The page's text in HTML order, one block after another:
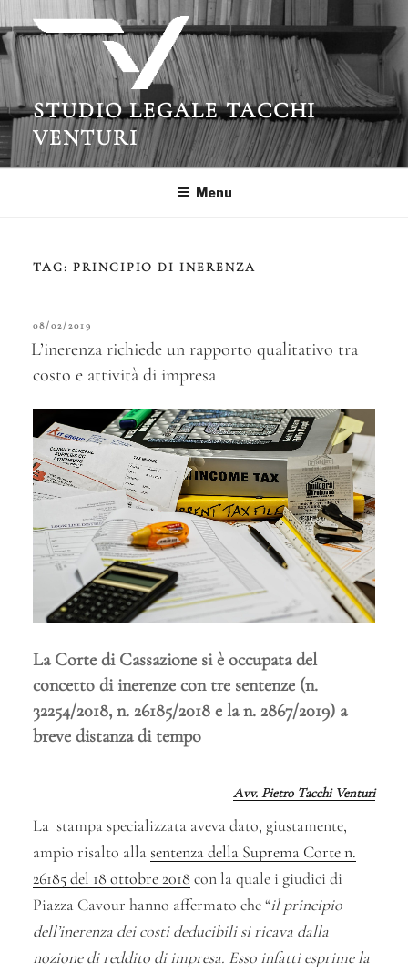
Salta
al
contenuto
STUDIO LEGALE TACCHI
VENTURI
Menu
TAG: PRINCIPIO DI INERENZA
PUBBLICATO
IL
08/02/2019
L’inerenza richiede un rapporto qualitativo tra
costo e attività di impresa
La Corte di Cassazione si è occupata del
concetto di inerenze con tre sentenze (n.
32254/2018, n. 26185/2018 e la n. 2867/2019) a
breve distanza di tempo
Avv. Pietro Tacchi Venturi
La stampa specializzata aveva dato, giustamente,
ampio risalto allasentenza della Suprema Corte n.
26185 del 18 ottobre 2018 con la quale i giudici di
Piazza Cavour hanno affermato che “il principio
dell’inerenza dei costi deducibili si ricava dalla
nozione di reddito di impresa. Esso infatti esprime la